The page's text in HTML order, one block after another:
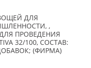
ДЛЯ
,
ПРОВЕДЕНИЯ
32/100, СОСТАВ:
(ФИРМА)